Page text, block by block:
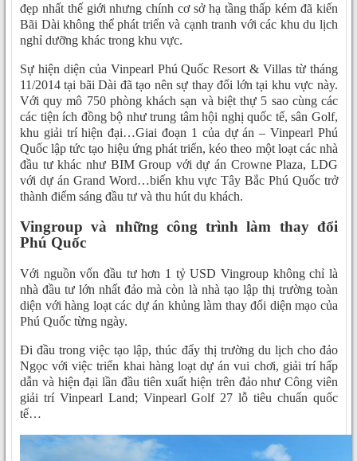
đẹp nhất thế giới nhưng chính cơ sở hạ tầng thấp kém đã kiến
Bãi Dài không thể phát triển và cạnh tranh với các khu du lịch
nghỉ dưỡng khác trong khu vực.
Sự hiện diện của Vinpearl Phú Quốc Resort & Villas từ tháng
11/2014 tại bãi Dài đã tạo nên sự thay đổi lớn tại khu vực này.
Với quy mô 750 phòng khách sạn và biệt thự 5 sao cùng các
các tiện ích đồng bộ như trung tâm hội nghị quốc tế, sân Golf,
khu giải trí hiện đại…Giai đoạn 1 của dự án – Vinpearl Phú
Quốc lập tức tạo hiệu ứng phát triển, kéo theo một loạt các nhà
đầu tư khác như BIM Group với dự án Crowne Plaza, LDG
với dự án Grand Word…biến khu vực Tây Bắc Phú Quốc trở
thành điểm sáng đầu tư và thu hút du khách.
Vingroup và những công trình làm thay đổi
Phú Quốc
Với nguồn vốn đầu tư hơn 1 tỷ USD Vingroup không chỉ là
nhà đầu tư lớn nhất đảo mà còn là nhà tạo lập thị trường toàn
diện với hàng loạt các dự án khủng làm thay đổi diện mạo của
Phú Quốc từng ngày.
Đi đầu trong việc tạo lập, thúc đẩy thị trường du lịch cho đảo
Ngọc với việc triển khai hàng loạt dự án vui chơi, giải trí hấp
dẫn và hiện đại lần đầu tiên xuất hiện trên đảo như Công viên
giải trí Vinpearl Land; Vinpearl Golf 27 lỗ tiêu chuẩn quốc
tế…